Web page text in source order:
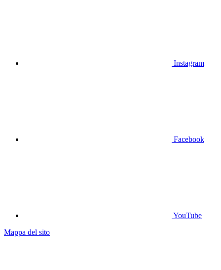
Instagram
Facebook
YouTube
Mappa del sito